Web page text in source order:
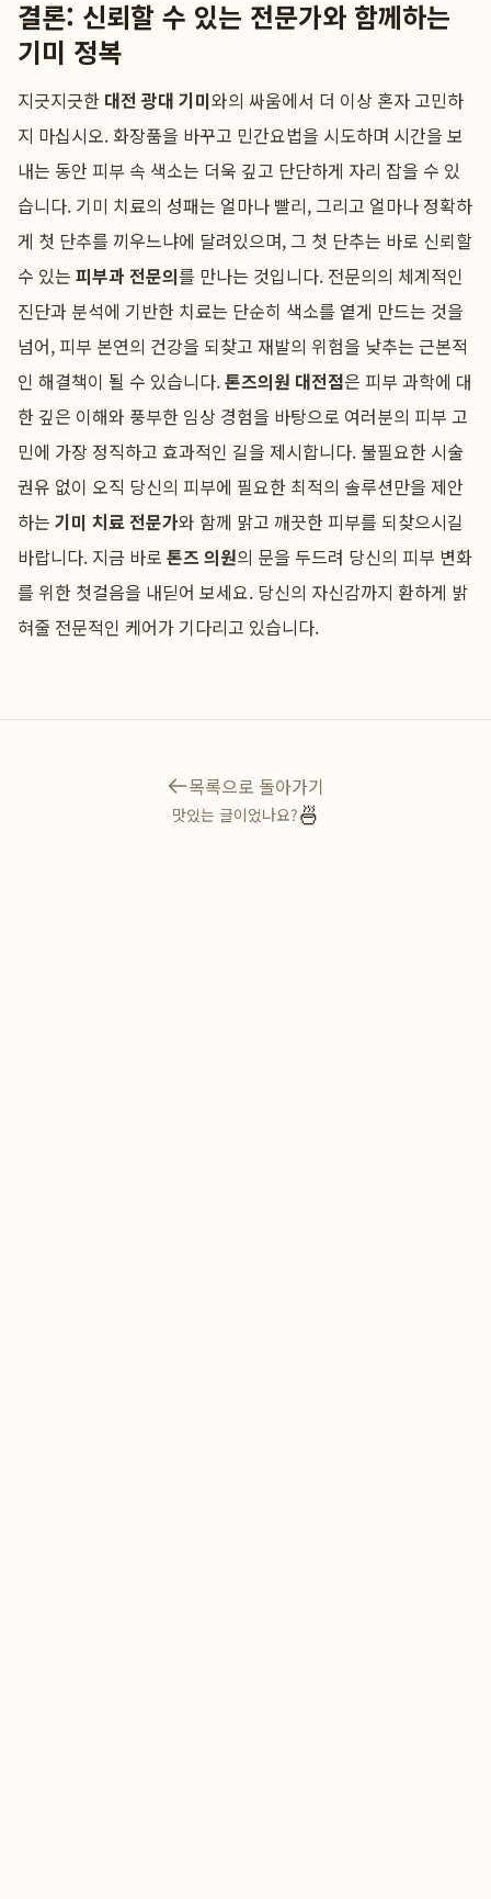
결론: 신뢰할 수 있는 전문가와 함께하는
기미 정복
지긋지긋한 대전 광대 기미와의 싸움에서 더 이상 혼자 고민하
지 마십시오. 화장품을 바꾸고 민간요법을 시도하며 시간을 보
내는 동안 피부 속 색소는 더욱 깊고 단단하게 자리 잡을 수 있
습니다. 기미 치료의 성패는 얼마나 빨리, 그리고 얼마나 정확하
게 첫 단추를 끼우느냐에 달려있으며, 그 첫 단추는 바로 신뢰할
수 있는 피부과 전문의를 만나는 것입니다. 전문의의 체계적인
진단과 분석에 기반한 치료는 단순히 색소를 옅게 만드는 것을
넘어, 피부 본연의 건강을 되찾고 재발의 위험을 낮추는 근본적
인 해결책이 될 수 있습니다.톤즈의원 대전점은 피부 과학에 대
한 깊은 이해와 풍부한 임상 경험을 바탕으로 여러분의 피부 고
민에 가장 정직하고 효과적인 길을 제시합니다. 불필요한 시술
권유 없이 오직 당신의 피부에 필요한 최적의 솔루션만을 제안
하는 기미 치료 전문가와 함께 맑고 깨끗한 피부를 되찾으시길
바랍니다. 지금 바로 톤즈 의원의 문을 두드려 당신의 피부 변화
를 위한 첫걸음을 내딛어 보세요. 당신의 자신감까지 환하게 밝
혀줄 전문적인 케어가 기다리고 있습니다.
목록으로 돌아가기
맛있는 글이었나요?🍜